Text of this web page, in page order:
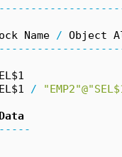
Name / Object
/